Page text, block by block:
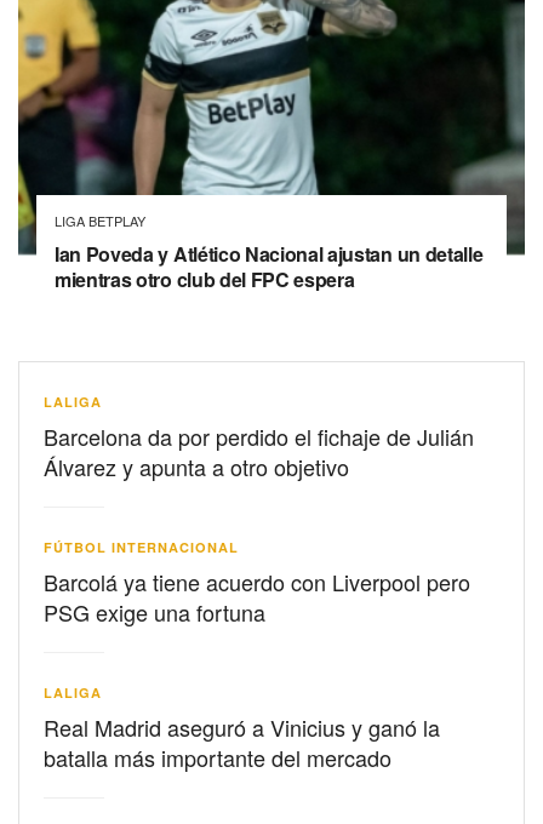
LIGA BETPLAY
Ian Poveda y Atlético Nacional ajustan un detalle
mientras otro club del FPC espera
LALIGA
Barcelona da por perdido el fichaje de Julián
Álvarez y apunta a otro objetivo
FÚTBOL INTERNACIONAL
Barcolá ya tiene acuerdo con Liverpool pero
PSG exige una fortuna
LALIGA
Real Madrid aseguró a Vinicius y ganó la
batalla más importante del mercado